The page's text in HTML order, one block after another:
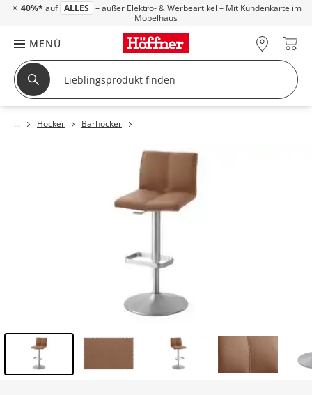
☀ 40%* auf ALLES – außer Elektro- & Werbeartikel – Mit Kundenkarte im
Möbelhaus
MENÜ
Hocker Barhocker